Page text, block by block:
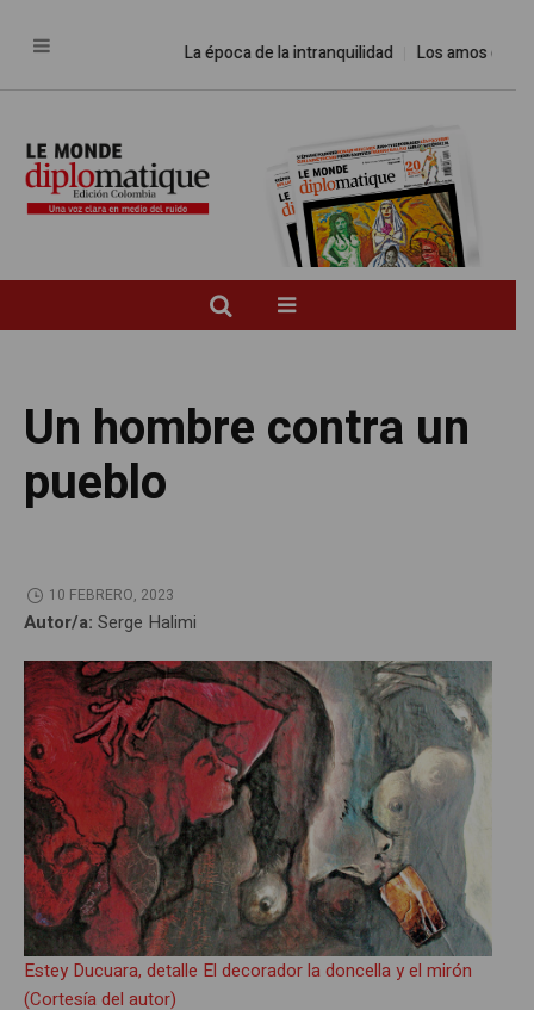
La época de la intranquilidad Los amos del mundo
Un hombre contra un
pueblo
10 FEBRERO, 2023
Autor/a: Serge Halimi
Estey Ducuara, detalle El decorador la doncella y el mirón
(Cortesía del autor)